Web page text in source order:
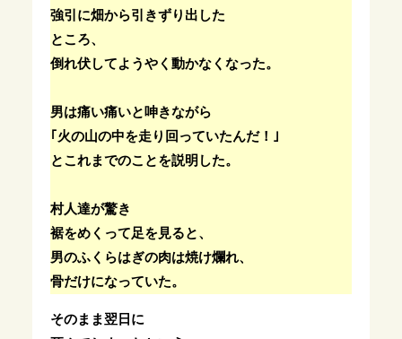
強引に畑から引きずり出した
ところ、
倒れ伏してようやく動かなくなった。
男は痛い痛いと呻きながら
｢火の山の中を走り回っていたんだ！｣
とこれまでのことを説明した。
村人達が驚き
裾をめくって足を見ると、
男のふくらはぎの肉は焼け爛れ、
骨だけになっていた。
そのまま翌日に